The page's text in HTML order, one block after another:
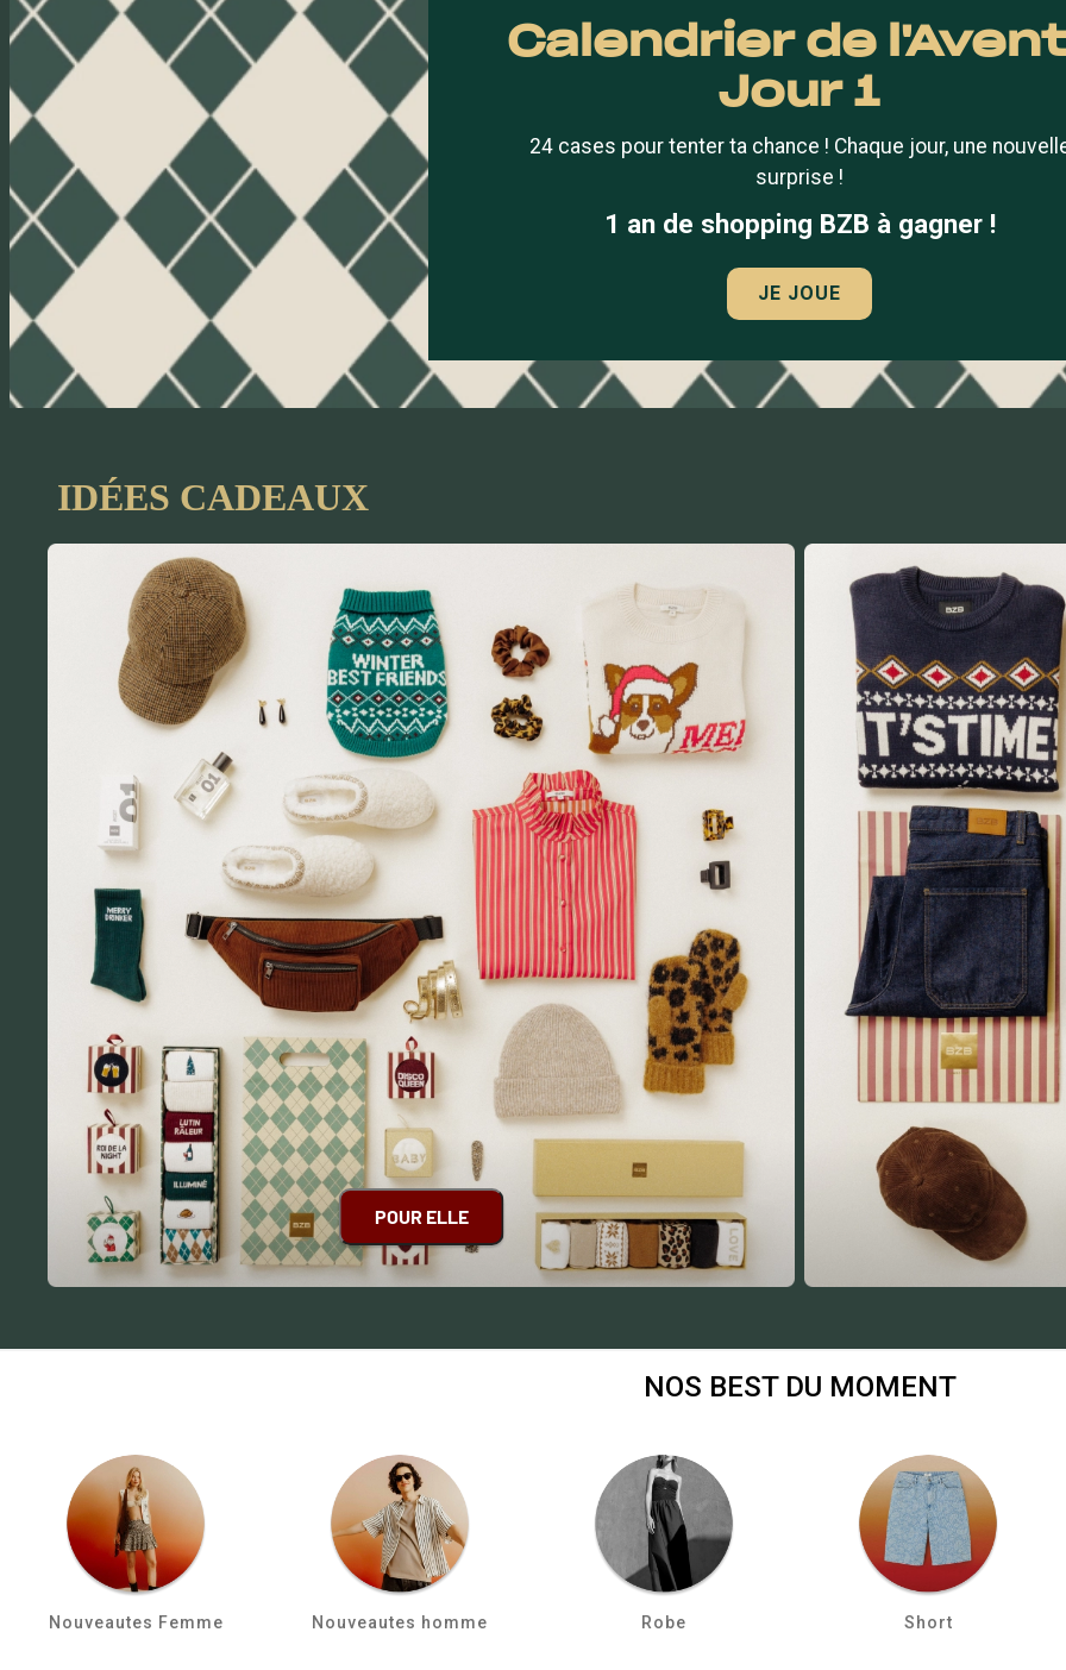
Calendrier de
Jour 1
24 cases pour tenter ta chance ! Chaque jour, une
surprise !
1 an de shopping BZB à gagner !
JE JOUE
IDÉES CADEAUX
POUR ELLE
NOS BEST DU MOMENT
Nouveautes Femme Nouveautes homme Robe Short